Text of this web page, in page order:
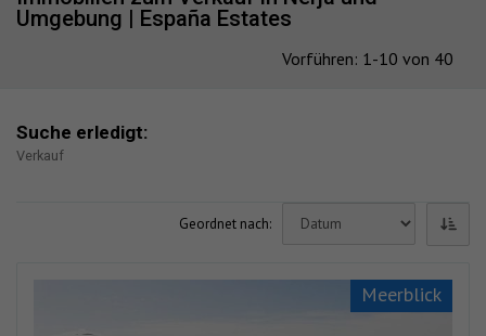
Umgebung | España Estates
Vorführen: 1-10 von 40
Suche erledigt:
Verkauf
Geordnet nach:
Meerblick